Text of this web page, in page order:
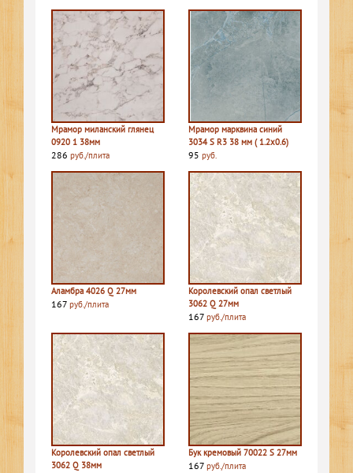
Мрамор миланский глянец
0920 1 38мм
286 руб./плита
Мрамор марквина синий
3034 S R3 38 мм ( 1.2х0.6)
95 руб.
Аламбра 4026 Q 27мм
167 руб./плита
Королевский опал светлый
3062 Q 27мм
167 руб./плита
Королевский опал светлый
3062 Q 38мм
Бук кремовый 70022 S 27мм
167 руб./плита